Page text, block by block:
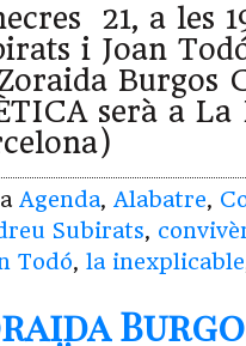
21, a les
i Joan
Burgos
serà a
Agenda, Alabatre,
Subirats,
Todó, la inexplicable